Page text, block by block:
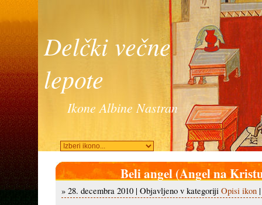
Delčki večne
lepote
Ikone Albine Nastran
Beli angel (Angel na
» 28. decembra 2010 | Objavljeno v kategoriji Opisi ikon